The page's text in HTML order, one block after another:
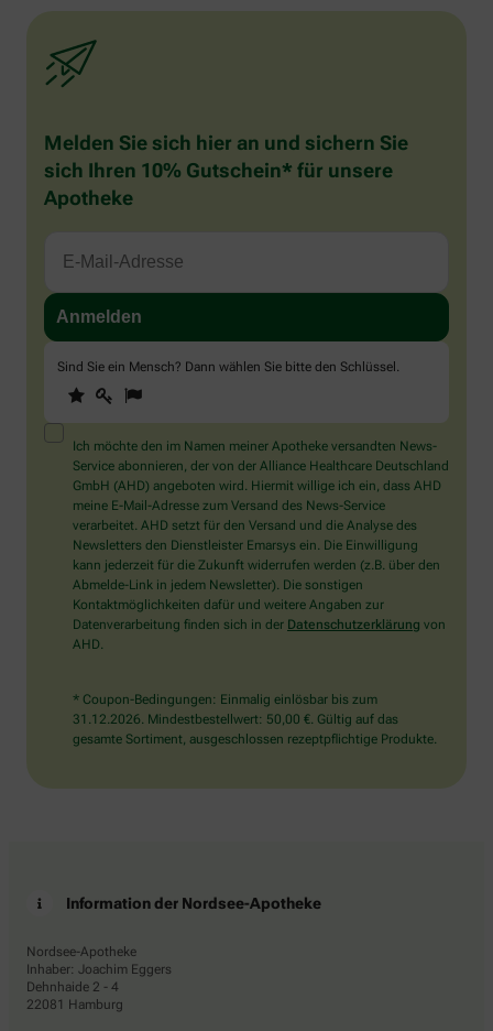
Melden Sie sich hier an und sichern Sie
sich Ihren 10% Gutschein* für unsere
Apotheke
Sind Sie ein Mensch? Dann wählen Sie bitte den Schlüssel .
Sind
Sie
ein
Mensch?
Dann
wählen
Sie
bitte
den
Schlüssel.
1 2
Ich möchte den im Namen meiner Apotheke versandten News-
Service abonnieren, der von der Alliance Healthcare Deutschland
GmbH (AHD) angeboten wird. Hiermit willige ich ein, dass AHD
meine E-Mail-Adresse zum Versand des News-Service
verarbeitet. AHD setzt für den Versand und die Analyse des
Newsletters den Dienstleister Emarsys ein. Die Einwilligung
kann jederzeit für die Zukunft widerrufen werden (z.B. über den
Abmelde-Link in jedem Newsletter). Die sonstigen
Kontaktmöglichkeiten dafür und weitere Angaben zur
Datenverarbeitung finden sich in der Datenschutzerklärung von
AHD.
* Coupon-Bedingungen: Einmalig einlösbar bis zum
31.12.2026. Mindestbestellwert: 50,00 €. Gültig auf das
gesamte Sortiment, ausgeschlossen rezeptpflichtige Produkte.
Information der Nordsee-Apotheke
Nordsee-Apotheke
Inhaber: Joachim Eggers
Dehnhaide 2 - 4
22081 Hamburg